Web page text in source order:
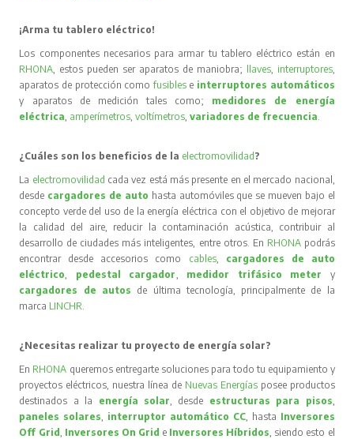
¡Arma tu tablero eléctrico!
Los componentes necesarios para armar tu tablero eléctrico están en
RHONA , estos pueden ser aparatos de maniobra; llaves, interruptores,
aparatos de protección comofusibles e interruptores automáticos
y aparatos de medición tales como; medidores de energía
eléctrica amperímetros ,voltímetros ,variadores de frecuencia
¿Cuáles son los beneficios de la electromovilidad?
La electromovilidad cada vez está más presente en el mercado nacional,
desde cargadores de auto hasta automóviles que se mueven bajo el
concepto verde del uso de la energía eléctrica con el objetivo de mejorar
la calidad del aire, reducir la contaminación acústica, contribuir al
desarrollo de ciudades más inteligentes, entre otros. En RHONA podrás
encontrar desde accesorios como cables, cargadores de auto
eléctrico
pedestal cargador medidor trifásico meter
y
cargadores de autos de última tecnología, principalmente de la
marca LINCHR
¿Necesitas realizar tu proyecto de energía solar?
En RHONA queremos entregarte soluciones para todo tu equipamiento y
proyectos eléctricos, nuestra línea de Nuevas Energíasposee productos
destinados a la energía solar , desde estructuras para pisos
paneles solares
interruptor automático CC, hasta Inversores
Off Grid Inversores On Grid e Inversores Híbridos , siendo esto el